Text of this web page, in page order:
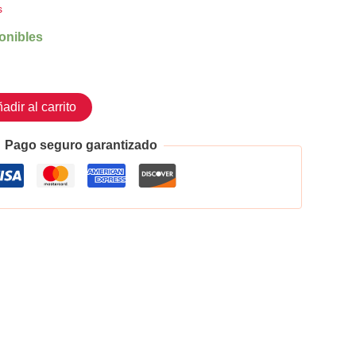
al carrito
Pago seguro garantizado